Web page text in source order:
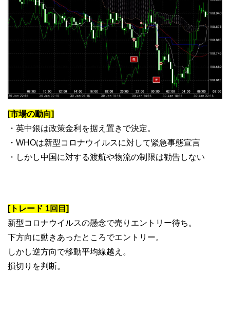
[市場の動向]
・英中銀は政策金利を据え置きで決定。
・WHOは新型コロナウイルスに対して緊急事態宣言
・しかし中国に対する渡航や物流の制限は勧告しない
[トレード 1回目]
新型コロナウイルスの懸念で売りエントリー待ち。
下方向に動きあったところでエントリー。
しかし逆方向で移動平均線越え。
損切りを判断。